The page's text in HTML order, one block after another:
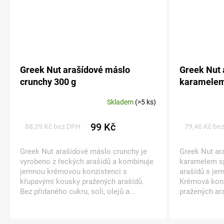
Greek Nut arašídové máslo
crunchy 300 g
Skladem (>5 ks)
88,39 Kč bez DPH 99 Kč
Greek Nut arašídové máslo crunchy je
vyrobeno z řeckých arašídů a kombinuje
jemnou krémovou konzistenci s
křupavými kousky pražených arašídů.
Bez přidaného cukru, soli, olejů a...
Greek Nut
79,46 Kč
Greek Nut
karamelem
arašídů s
Krémová
pražených